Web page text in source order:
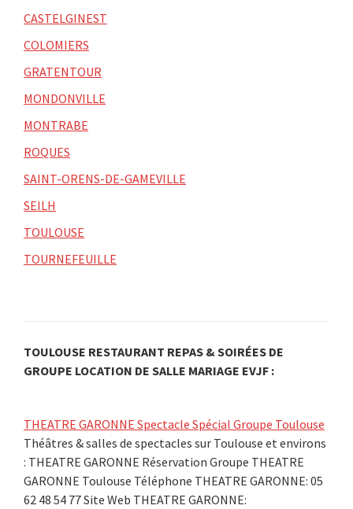
CASTELGINEST
COLOMIERS
GRATENTOUR
MONDONVILLE
MONTRABE
ROQUES
SAINT-ORENS-DE-GAMEVILLE
SEILH
TOULOUSE
TOURNEFEUILLE
TOULOUSE RESTAURANT REPAS & SOIRÉES DE
GROUPE LOCATION DE SALLE MARIAGE EVJF :
THEATRE GARONNE Spectacle Spécial Groupe Toulouse
Théâtres & salles de spectacles sur Toulouse et environs
: THEATRE GARONNE Réservation Groupe THEATRE
GARONNE Toulouse Téléphone THEATRE GARONNE: 05
62 48 54 77 Site Web THEATRE GARONNE: